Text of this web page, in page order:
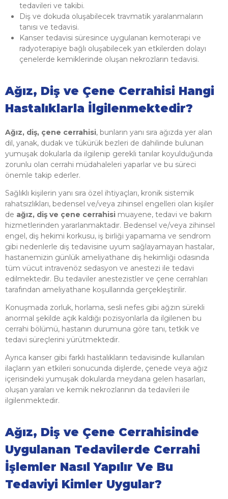
tedavileri ve takibi.
Diş ve dokuda oluşabilecek travmatik yaralanmaların
tanısı ve tedavisi.
Kanser tedavisi süresince uygulanan kemoterapi ve
radyoterapiye bağlı oluşabilecek yan etkilerden dolayı
çenelerde kemiklerinde oluşan nekrozların tedavisi.
Ağız, Diş ve Çene Cerrahisi Hangi
Hastalıklarla İlgilenmektedir?
Ağız, diş, çene cerrahisi, bunların yanı sıra ağızda yer alan
dil, yanak, dudak ve tükürük bezleri de dahilinde bulunan
yumuşak dokularla da ilgilenip gerekli tanılar koyulduğunda
zorunlu olan cerrahi müdahaleleri yaparlar ve bu süreci
önemle takip ederler.
Sağlıklı kişilerin yanı sıra özel ihtiyaçları, kronik sistemik
rahatsızlıkları, bedensel ve/veya zihinsel engelleri olan kişiler
de ağız, diş ve çene cerrahisi muayene, tedavi ve bakım
hizmetlerinden yararlanmaktadır. Bedensel ve/veya zihinsel
engel, diş hekimi korkusu, iş birliği yapamama ve sendrom
gibi nedenlerle diş tedavisine uyum sağlayamayan hastalar,
hastanemizin günlük ameliyathane diş hekimliği odasında
tüm vücut intravenöz sedasyon ve anestezi ile tedavi
edilmektedir. Bu tedaviler anestezistler ve çene cerrahları
tarafından ameliyathane koşullarında gerçekleştirilir.
Konuşmada zorluk, horlama, sesli nefes gibi ağzın sürekli
anormal şekilde açık kaldığı pozisyonlarla da ilgilenen bu
cerrahi bölümü, hastanın durumuna göre tanı, tetkik ve
tedavi süreçlerini yürütmektedir.
Ayrıca kanser gibi farklı hastalıkların tedavisinde kullanılan
ilaçların yan etkileri sonucunda dişlerde, çenede veya ağız
içerisindeki yumuşak dokularda meydana gelen hasarları,
oluşan yaraları ve kemik nekrozlarının da tedavileri ile
ilgilenmektedir.
Ağız, Diş ve Çene Cerrahisinde
Uygulanan Tedavilerde Cerrahi
İşlemler Nasıl Yapılır Ve Bu
Tedaviyi Kimler Uygular?